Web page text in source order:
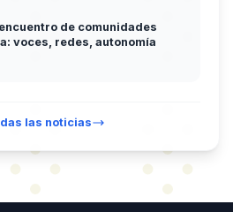
de comunidades
voces, redes, autonomía
las noticias